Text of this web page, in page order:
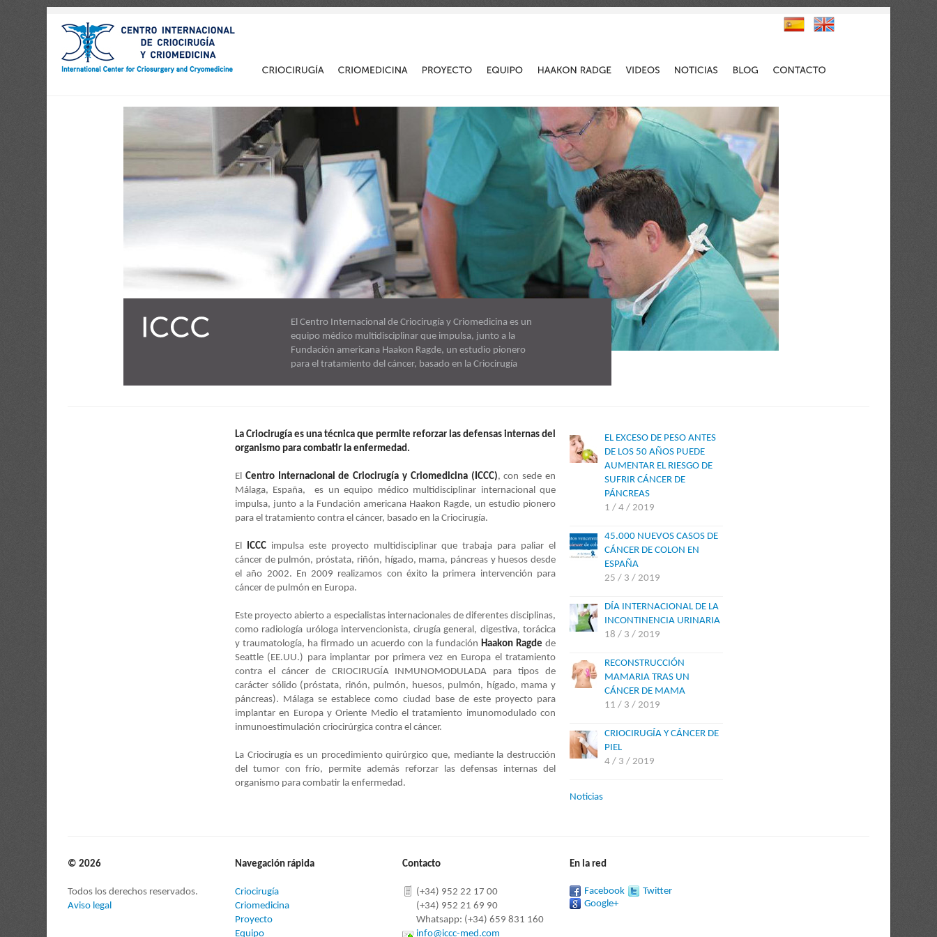
El Centro Internacional de Criocirugía y Criomedicina es un
equipo médico multidisciplinar que impulsa, junto a la
Fundación americana Haakon Ragde, un estudio pionero
para el tratamiento del cáncer, basado en la Criocirugía
El Centro Internacional de Criocirugía y Criomedicina es un
equipo médico multidisciplinar que impulsa, junto a la
Fundación americana Haakon Ragde, un estudio pionero
para el tratamiento del cáncer, basado en la Criocirugía
La Criocirugía es una técnica que permite reforzar las defensas internas del
organismo para combatir la enfermedad.
El Centro Internacional de Criocirugía y Criomedicina (ICCC), con sede en
Málaga, España, es un equipo médico multidisciplinar internacional que
impulsa, junto a la Fundación americana Haakon Ragde, un estudio pionero
para el tratamiento contra el cáncer, basado en la Criocirugía.
El ICCC impulsa este proyecto multidisciplinar que trabaja para paliar el
cáncer de pulmón, próstata, riñón, hígado, mama, páncreas y huesos desde
el año 2002. En 2009 realizamos con éxito la primera intervención para
cáncer de pulmón en Europa.
Este proyecto abierto a especialistas internacionales de diferentes disciplinas,
como radiología uróloga intervencionista, cirugía general, digestiva, torácica
y traumatología, ha firmado un acuerdo con la fundación Haakon Ragde de
Seattle (EE.UU.) para implantar por primera vez en Europa el tratamiento
contra el cáncer de CRIOCIRUGÍA INMUNOMODULADA para tipos de
carácter sólido (próstata, riñón, pulmón, huesos, pulmón, hígado, mama y
páncreas). Málaga se establece como ciudad base de este proyecto para
implantar en Europa y Oriente Medio el tratamiento imunomodulado con
inmunoestimulación criocirúrgica contra el cáncer.
La Criocirugía es un procedimiento quirúrgico que, mediante la destrucción
del tumor con frío, permite además reforzar las defensas internas del
organismo para combatir la enfermedad.
EL EXCESO DE PESO ANTES
DE LOS 50 AÑOS PUEDE
AUMENTAR EL RIESGO DE
SUFRIR CÁNCER DE
PÁNCREAS
1 / 4 / 2019
45.000 NUEVOS CASOS DE
CÁNCER DE COLON EN
ESPAÑA
25 / 3 / 2019
DÍA INTERNACIONAL DE LA
INCONTINENCIA URINARIA
18 / 3 / 2019
RECONSTRUCCIÓN
MAMARIA TRAS UN
CÁNCER DE MAMA
11 / 3 / 2019
CRIOCIRUGÍA Y CÁNCER DE
PIEL
4 / 3 / 2019
Noticias
© 2026
Todos los derechos reservados.
Aviso legal
Navegación rápida
Criocirugía
Criomedicina
Proyecto
Equipo
Contacto
(+34) 952 22 17 00
(+34) 952 21 69 90
Whatsapp: (+34) 659 831 160
info@iccc-med.com
En la red
Facebook
Twitter
Google+